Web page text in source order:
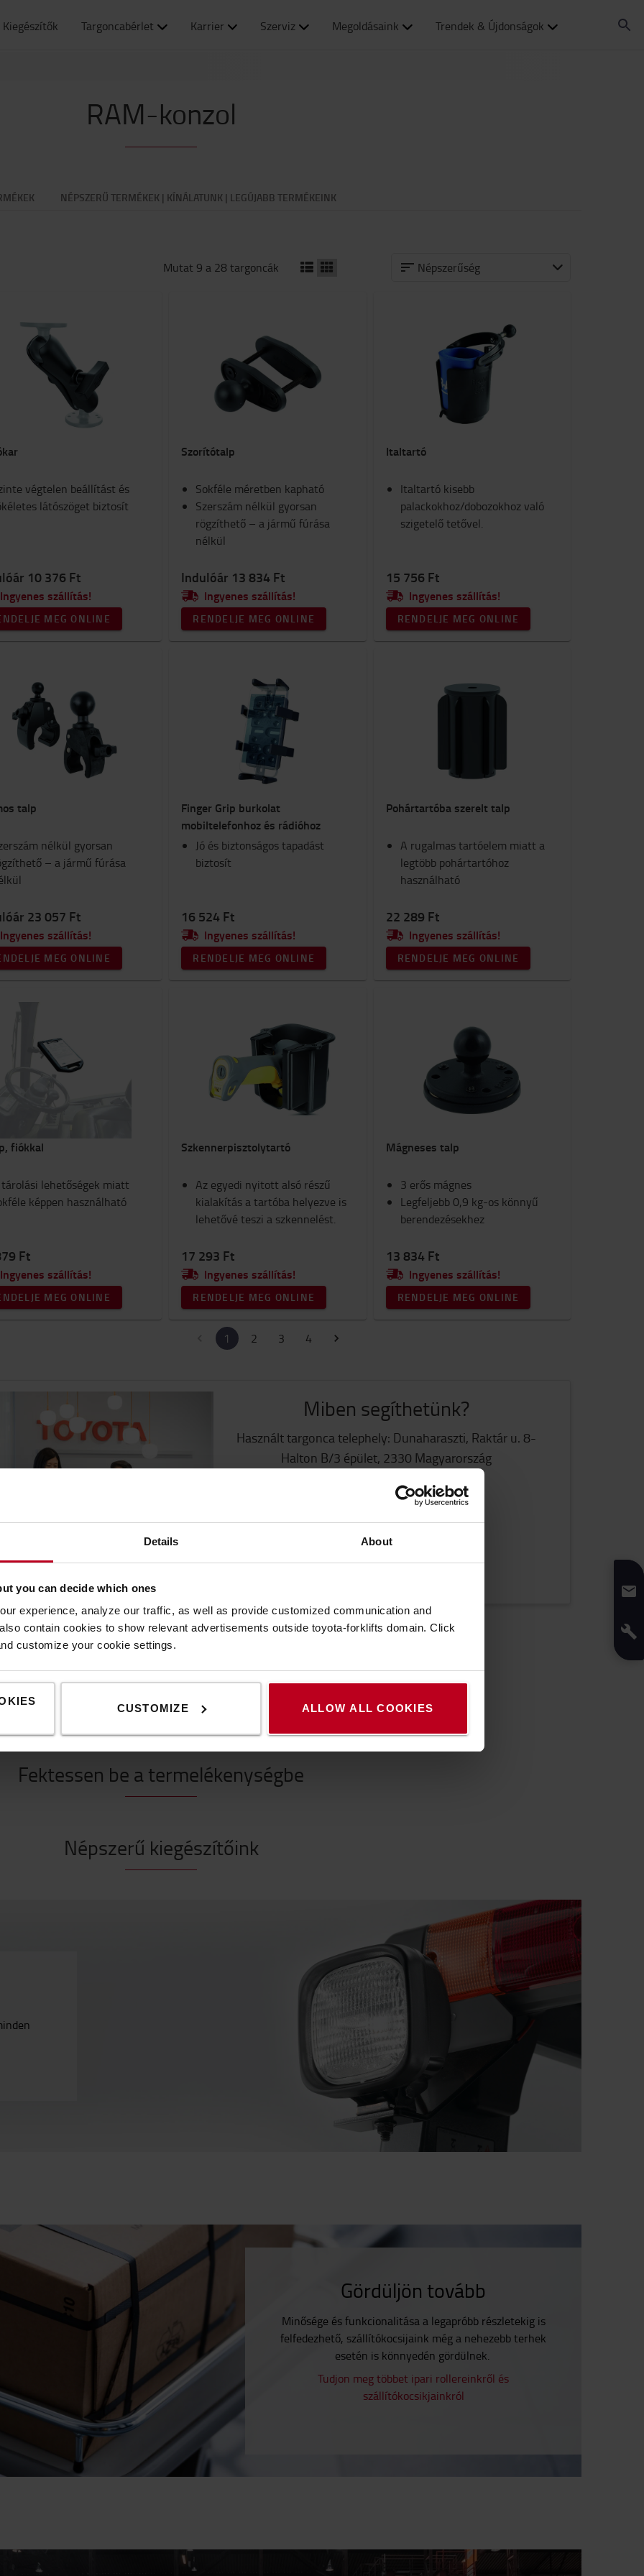
Details About
you can decide which ones
experience, analyze our traffic, as well as provide customized communication and
contain cookies to show relevant advertisements outside toyota-forklifts domain. Click
customize your cookie settings.
CUSTOMIZE ALLOW ALL COOKIES
Kiegészítők Targoncabérlet Karrier Szerviz Megoldásaink Trendek & Újdonságok
RAM-konzol
NÉPSZERŰ TERMÉKEK | KÍNÁLATUNK | LEGÚJABB TERMÉKEINK
Mutat 9 a 28 targoncák Népszerűség
végtelen beállítást és
látószöget biztosít
10 376 Ft
Ingyenes szállítás!
MEG ONLINE
Szorítótalp
Sokféle méretben kapható
Szerszám nélkül gyorsan
rögzíthető – a jármű fúrása
nélkül
Indulóár 13 834 Ft
Ingyenes szállítás!
RENDELJE MEG ONLINE
Italtartó
Italtartó kisebb
palackokhoz/dobozokhoz való
szigetelő tetővel.
15 756 Ft
Ingyenes szállítás!
RENDELJE MEG ONLINE
talp
nélkül gyorsan
– a jármű fúrása
23 057 Ft
Ingyenes szállítás!
MEG ONLINE
Finger Grip burkolat
mobiltelefonhoz és rádióhoz
Jó és biztonságos tapadást
biztosít
16 524 Ft
Ingyenes szállítás!
RENDELJE MEG ONLINE
Pohártartóba szerelt talp
A rugalmas tartóelem miatt a
legtöbb pohártartóhoz
használható
22 289 Ft
Ingyenes szállítás!
RENDELJE MEG ONLINE
fiókkal
lehetőségek miatt
képpen használható
Ft
Ingyenes szállítás!
MEG ONLINE
Szkennerpisztolytartó
Az egyedi nyitott alsó részű
kialakítás a tartóba helyezve is
lehetővé teszi a szkennelést.
17 293 Ft
Ingyenes szállítás!
RENDELJE MEG ONLINE
Mágneses talp
3 erős mágnes
Legfeljebb 0,9 kg-os könnyű
berendezésekhez
13 834 Ft
Ingyenes szállítás!
RENDELJE MEG ONLINE
1 2 3 4
Miben segíthetünk?
Használt targonca telephely: Dunaharaszti, Raktár u. 8-
Halton B/3 épület, 2330 Magyarország
KAPCSOLATFELVÉTEL
További információ
Hogyan vásárolhat online?
Kiszállítás & kézbesítés
ki a legtöbbet munkakörnyezetéből
Fektessen be a termelékenységbe
Népszerű kiegészítőink
Gördüljön tovább
Minősége és funkcionalitása a legapróbb részletekig is
felfedezhető, szállítókocsijaink még a nehezebb terhek
esetén is könnyedén gördülnek.
Tudjon meg többet ipari rollereinkről és
szállítókocsikjainkról